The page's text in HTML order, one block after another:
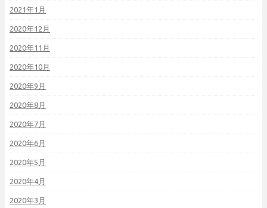
2021年1月
2020年12月
2020年11月
2020年10月
2020年9月
2020年8月
2020年7月
2020年6月
2020年5月
2020年4月
2020年3月